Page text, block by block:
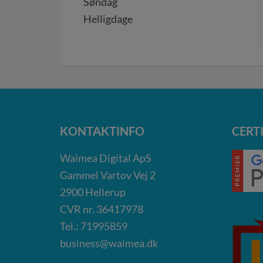
Helligdage
KONTAKTINFO
Waimea Digital ApS
Gammel Vartov Vej 2
2900Hellerup
CVR nr. 36417978
Tel.: 71995859
business@waimea.dk